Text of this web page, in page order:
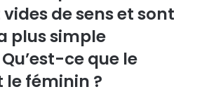
de sens et sont
plus simple
ce que le
le féminin ?